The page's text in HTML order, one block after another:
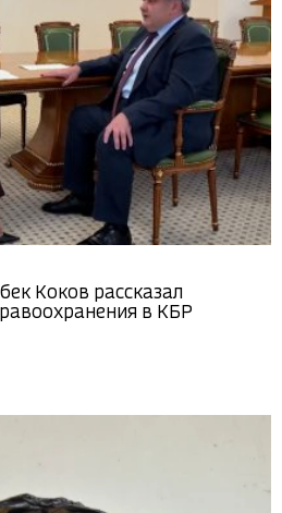
Коков рассказал
в КБР